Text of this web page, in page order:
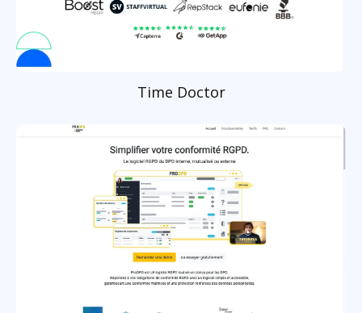
Time Doctor